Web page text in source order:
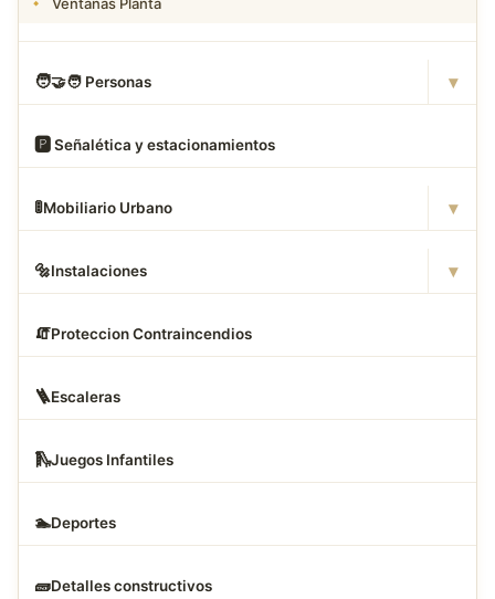
🧑‍🤝‍🧑 Personas ▾
🅿️ Señalética y estacionamientos
🚦Mobiliario Urbano ▾
🔩Instalaciones ▾
🧯Proteccion Contraincendios
🪜Escaleras
🛝Juegos Infantiles
🏊Deportes
🧱Detalles constructivos